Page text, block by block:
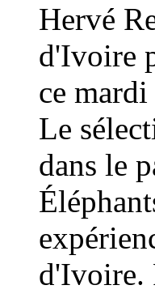
Hervé
d'Ivoire
ce
Le
dans le
d'Ivoire.